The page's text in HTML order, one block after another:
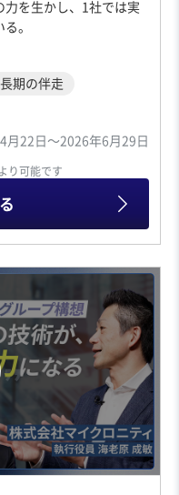
力を生かし、1社では実
。
期の伴走
月22日〜2026年6月29日
り可能です